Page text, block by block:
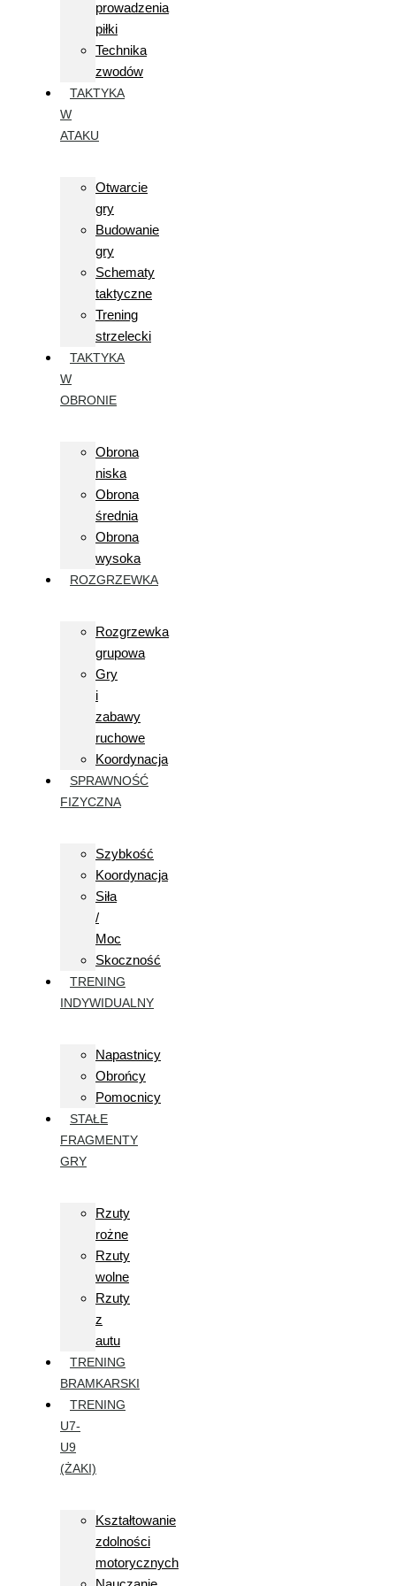
prowadzenia
piłki
Technika
zwodów
TAKTYKA
W
ATAKU
Otwarcie
gry
Budowanie
gry
Schematy
taktyczne
Trening
strzelecki
TAKTYKA
W
OBRONIE
Obrona
niska
Obrona
średnia
Obrona
wysoka
ROZGRZEWKA
Rozgrzewka
grupowa
Gry
i
zabawy
ruchowe
Koordynacja
SPRAWNOŚĆ
FIZYCZNA
Szybkość
Koordynacja
Siła
/
Moc
Skoczność
TRENING
INDYWIDUALNY
Napastnicy
Obrońcy
Pomocnicy
STAŁE
FRAGMENTY
GRY
Rzuty
rożne
Rzuty
wolne
Rzuty
z
autu
TRENING
BRAMKARSKI
TRENING
U7-
U9
(ŻAKI)
Kształtowanie
zdolności
motorycznych